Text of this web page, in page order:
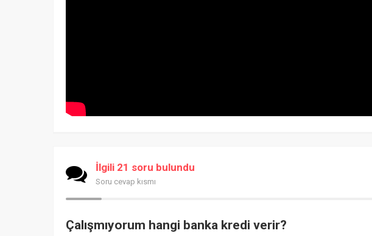
İlgili 21 soru bulundu
Soru cevap kısmı
Çalışmıyorum hangi banka kredi verir?